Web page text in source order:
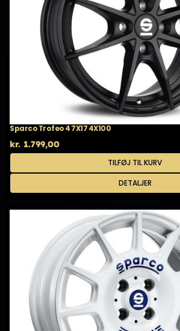
Sparco Trofeo 4 7X17 4X100
kr. 1.799,00
TILFØJ TIL KURV
DETALJER